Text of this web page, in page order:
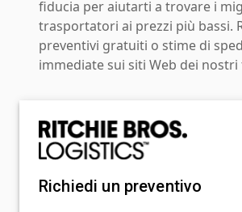
fiducia per aiutarti a trovare i
trasportatori ai prezzi più bassi.
preventivi gratuiti o stime di
immediate sui siti Web dei
Richiedi un preventivo